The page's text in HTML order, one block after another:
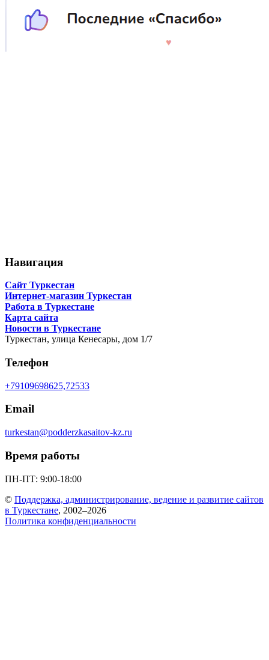
Навигация
Сайт Туркестан
Интернет-магазин Туркестан
Работа в Туркестане
Карта сайта
Новости в Туркестане
Туркестан, улица Кенесары, дом 1/7
Телефон
+79109698625,72533
Email
turkestan@podderzkasaitov-kz.ru
Время работы
ПН-ПТ: 9:00-18:00
© Поддержка, администрирование, ведение и развитие сайтов
в Туркестане, 2002–2026
Политика конфиденциальности